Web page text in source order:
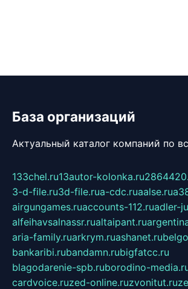
База организаций
Актуальный каталог компаний по
133chel.ru13autor-kolonka.ru
3-d-file.ru3d-file.rua-cdc.ruaalse.ru
airgungames.ruaccounts-112.ruadler-
alfeihavsalnassr.rualtaipant.ru
aria-family.ruarkrym.ruashanet.ru
bankaribi.rubandamn.rubigfatcc.ru
blagodarenie-spb.ruborodino-
cardvoice.ruzed-online.ruzvonitut.ru